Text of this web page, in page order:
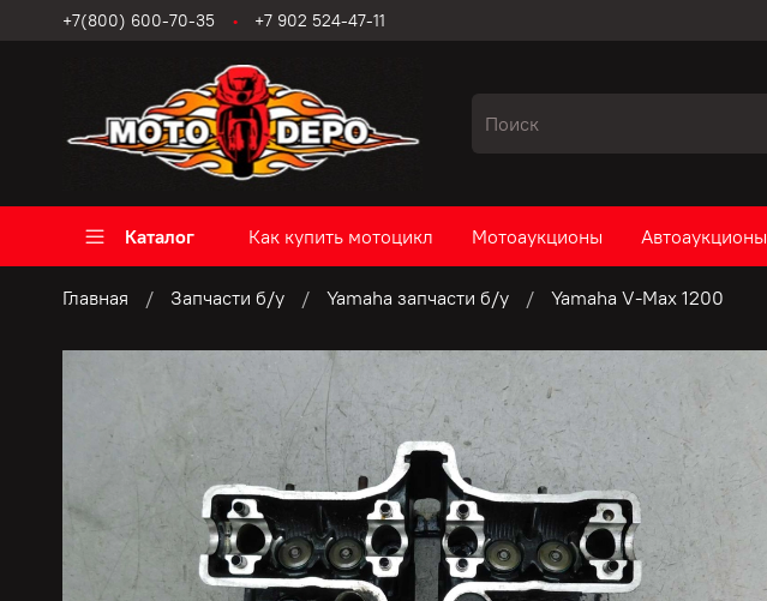
+7(800) 600-70-35 +7 902 524-47-11
Каталог Как купить мотоцикл Мотоаукционы Автоаукционы
Главная Запчасти б/у Yamaha запчасти б/у Yamaha V-Max 1200